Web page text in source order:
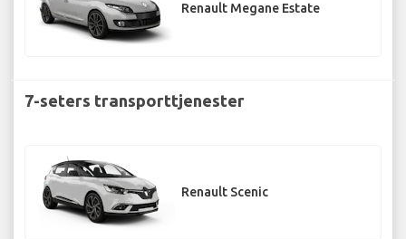
Renault Megane Estate
7-seters transporttjenester
Renault Scenic